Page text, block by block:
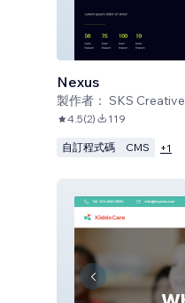
Nexus
製作者： SKS Creative
4.5(2) 119
自訂程式碼 CMS +1